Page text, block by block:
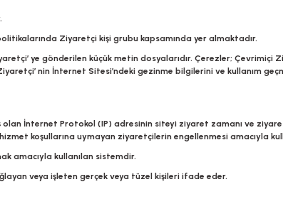
Ziyaretçi kişi grubu kapsamında yer almaktadır.
ye gönderilen küçük metin dosyalarıdır. Çerezler;
nin İnternet Sitesi’ndeki gezinme bilgilerini ve kullanım
olan İnternet Protokol (IP) adresinin siteyi ziyaret zamanı ve
koşullarına uymayan ziyaretçilerin engellenmesi amacıyla
amacıyla kullanılan sistemdir.
veya işleten gerçek veya tüzel kişileri ifade eder.